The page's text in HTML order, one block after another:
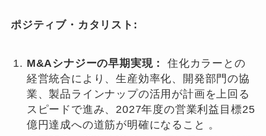
ポジティブ・カタリスト:
M&Aシナジーの早期実現：
住化カラーとの
経営統合により、生産効率化、開発部門の協
業、製品ラインナップの活用が計画を上回る
スピードで進み、2027年度の営業利益目標25
億円達成への道筋が明確になること 。